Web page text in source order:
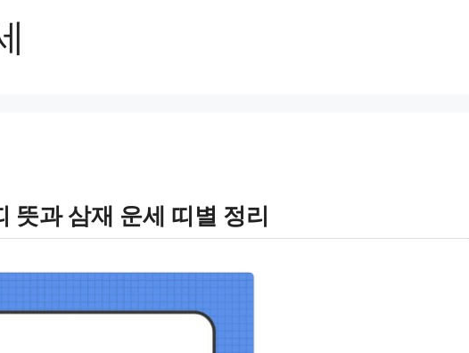
뜻과 삼재 운세 띠별 정리